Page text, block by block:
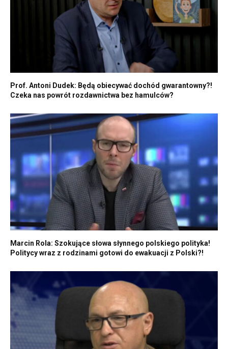
Prof. Antoni Dudek: Będą obiecywać dochód gwarantowny?!
Czeka nas powrót rozdawnictwa bez hamulców?
Marcin Rola: Szokujące słowa słynnego polskiego polityka!
Politycy wraz z rodzinami gotowi do ewakuacji z Polski?!